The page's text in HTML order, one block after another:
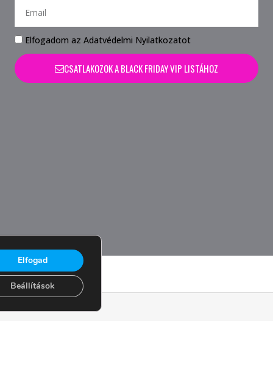
Elfogadom az Adatvédelmi Nyilatkozatot
CSATLAKOZOK A BLACK FRIDAY VIP LISTÁHOZ
Elfogad
Beállítások